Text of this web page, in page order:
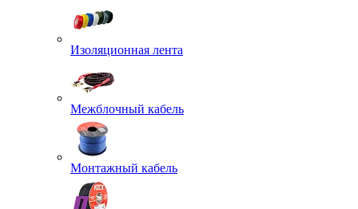
Изоляционная лента
Межблочный кабель
Монтажный кабель